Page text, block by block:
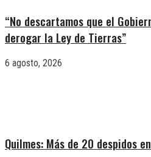
“No descartamos que el
derogar la Ley de Tierras”
6 agosto, 2026
Quilmes: Más de 20 despidos